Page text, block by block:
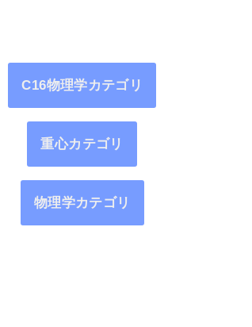
C16物理学カテゴリ
重心カテゴリ
物理学カテゴリ